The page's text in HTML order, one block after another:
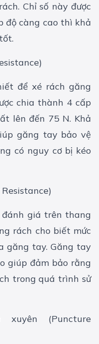
Chỉ số này được
độ càng cao thì khả
để xé rách găng
chia thành 4 cấp
lên đến 75 N. Khả
găng tay bảo vệ
có nguy cơ bị kéo
đánh giá trên thang
rách cho biết mức
găng tay. Găng tay
giúp đảm bảo rằng
trong quá trình sử
(Puncture